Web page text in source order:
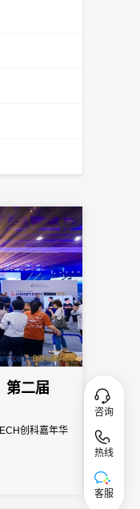
第二届
创科嘉年华
创科嘉年华及
创品牌盛
咨询
热线
客服